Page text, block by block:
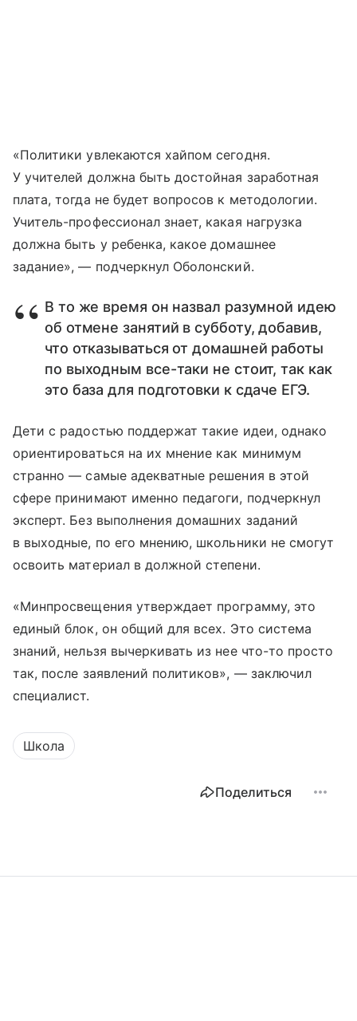
«Политики увлекаются хайпом сегодня.
У учителей должна быть достойная заработная
плата, тогда не будет вопросов к методологии.
Учитель-профессионал знает, какая нагрузка
должна быть у ребенка, какое домашнее
задание», — подчеркнул Оболонский.
В то же время он назвал разумной идею
об отмене занятий в субботу, добавив,
что отказываться от домашней работы
по выходным все-таки не стоит, так как
это база для подготовки к сдаче ЕГЭ.
Дети с радостью поддержат такие идеи, однако
ориентироваться на их мнение как минимум
странно — самые адекватные решения в этой
сфере принимают именно педагоги, подчеркнул
эксперт. Без выполнения домашних заданий
в выходные, по его мнению, школьники не смогут
освоить материал в должной степени.
«Минпросвещения утверждает программу, это
единый блок, он общий для всех. Это система
знаний, нельзя вычеркивать из нее что-то просто
так, после заявлений политиков», — заключил
специалист.
Школа
Поделиться